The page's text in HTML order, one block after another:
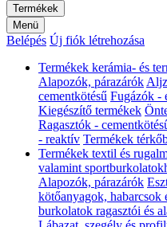
Termékek
Menü
Belépés Új fiók létrehozása
Termékek kerámia- és
Alapozók, párazárók
cementkötésű Fugázók -
Kiegészítő termékek
Ragasztók -
- reaktív Termékek
Termékek textil és
valamint
Alapozók, párazárók
kötőanyagok, habarcsok
burkolatok ragasztói és